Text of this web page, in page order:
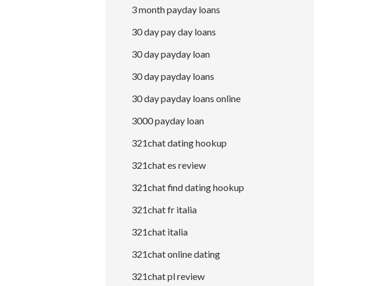
3 month payday loans
30 day pay day loans
30 day payday loan
30 day payday loans
30 day payday loans online
3000 payday loan
321chat dating hookup
321chat es review
321chat find dating hookup
321chat fr italia
321chat italia
321chat online dating
321chat pl review